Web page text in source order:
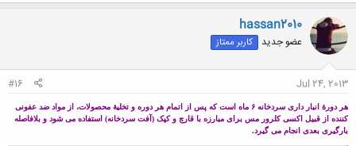
hassan2010
عضو جدید کاربر ممتاز
Jul 24, 2013
#16
هر دورۀ انبار داری سردخانه ۶ ماه است که پس از اتمام هر دوره و تخلیۀ محصولات، از مواد ضد عفونی
کننده از قبیل اکسی کلرور مس برای مبارزه با قارچ و کپک (آفت سردخانه) استفاده می شود و بلافاصله
بارگیری بعدی انجام می گیرد.